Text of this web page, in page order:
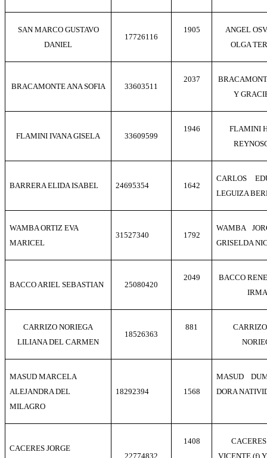
SAN MARCO GUSTAVO
DANIEL
17726116
1905
ANGEL
OLGA
BRACAMONTE ANA SOFIA 33603511
2037
Y
FLAMINI IVANA GISELA 33609599
1946
FLAMINI
BARRERA ELIDA ISABEL 24695354 1642
CARLOS
LEGUIZA
WAMBA ORTIZ EVA
MARICEL
31527340 1792
WAMBA
GRISELDA
BACCO ARIEL SEBASTIAN 25080420
2049
BACCO
CARRIZO NORIEGA
LILIANA DEL CARMEN
18526363
881
MASUD MARCELA
ALEJANDRA DEL
MILAGRO
18292394 1568
MASUD
DORA
CACERES JORGE
22774832
1408
VICENTE (f)